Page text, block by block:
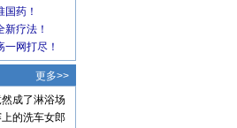
更多>>
成了淋浴场
的洗车女郎